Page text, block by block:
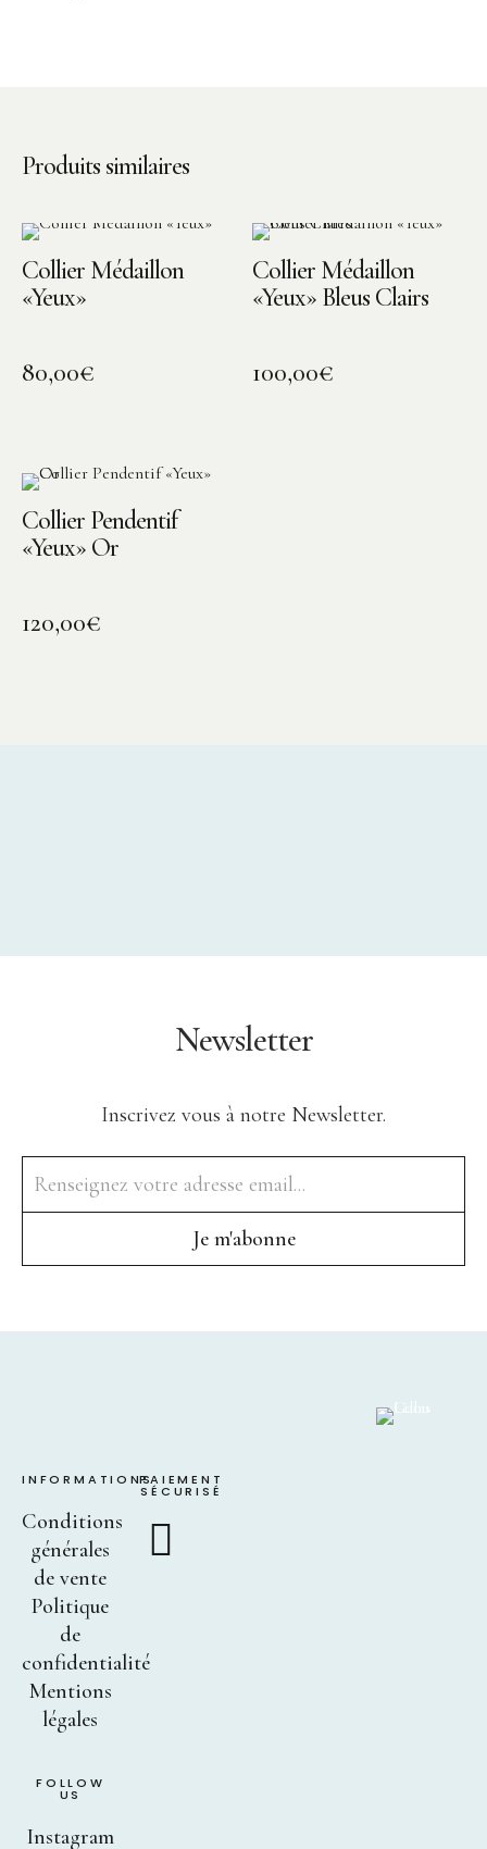
Produits similaires
Collier Médaillon
«Yeux»
80,00€
Collier Médaillon
«Yeux» Bleus Clairs
100,00€
Collier Pendentif
«Yeux» Or
120,00€
Newsletter
Inscrivez vous à notre Newsletter.
INFORMATIONS
Conditions
générales
de vente
Politique
de
confidentialité
Mentions
légales
PAIEMENT
SÉCURISÉ
FOLLOW
US
Instagram